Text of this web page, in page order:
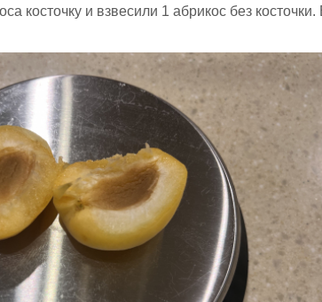
косточку и взвесили 1 абрикос без косточки.